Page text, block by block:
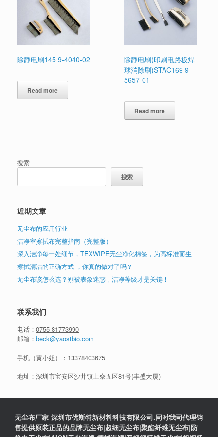
除静电刷145 9-4040-02
Read more
除静电刷(印刷电路板焊
球消除刷)STAC169 9-
5657-01
Read more
搜索
搜索
近期文章
无尘布的应用行业
洁净室擦拭布完整指南（完整版）
深入洁净每一处细节，TEXWIPE无尘净化棉签，为高标准而生
擦拭清洁的正确方式 ，你真的做对了吗？
无尘布该怎么选？别被表象迷惑，洁净等级才是关键！
联系我们
电话： 0755-81773990
邮箱： beck@yaostbio.com
手机（黄小姐）： 13378403675
地址：深圳市宝安区沙井镇上寮五区81号(丰盛大厦)
无尘布厂家-深圳市优斯特新材料科技有限公司.同时我司代理销
售提供原装正品的品牌无尘布|超细无尘布|聚酯纤维无尘布|防